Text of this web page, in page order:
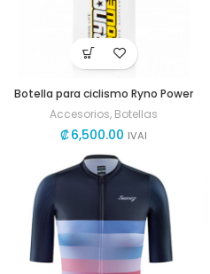
Botella para ciclismo Ryno Power
Accesorios, Botellas
₡6,500.00 IVAI